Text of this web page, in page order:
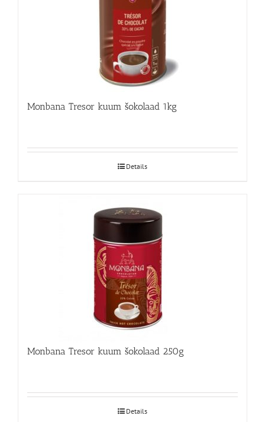
Monbana Tresor kuum šokolaad 1kg
Details
Monbana Tresor kuum šokolaad 250g
Details